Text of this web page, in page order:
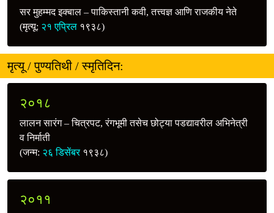
सर मुहम्मद इक्‍बाल – पाकिस्तानी कवी, तत्त्वज्ञ आणि राजकीय नेते
(मृत्यू: २१ एप्रिल १९३८)
मृत्यू / पुण्यतिथी / स्मृतिदिन:
२०१८
लालन सारंग – चित्रपट, रंगभूमी तसेच छोट्या पडद्यावरील अभिनेत्री
व निर्माती
(जन्म: २६ डिसेंबर१९३८)
२०११